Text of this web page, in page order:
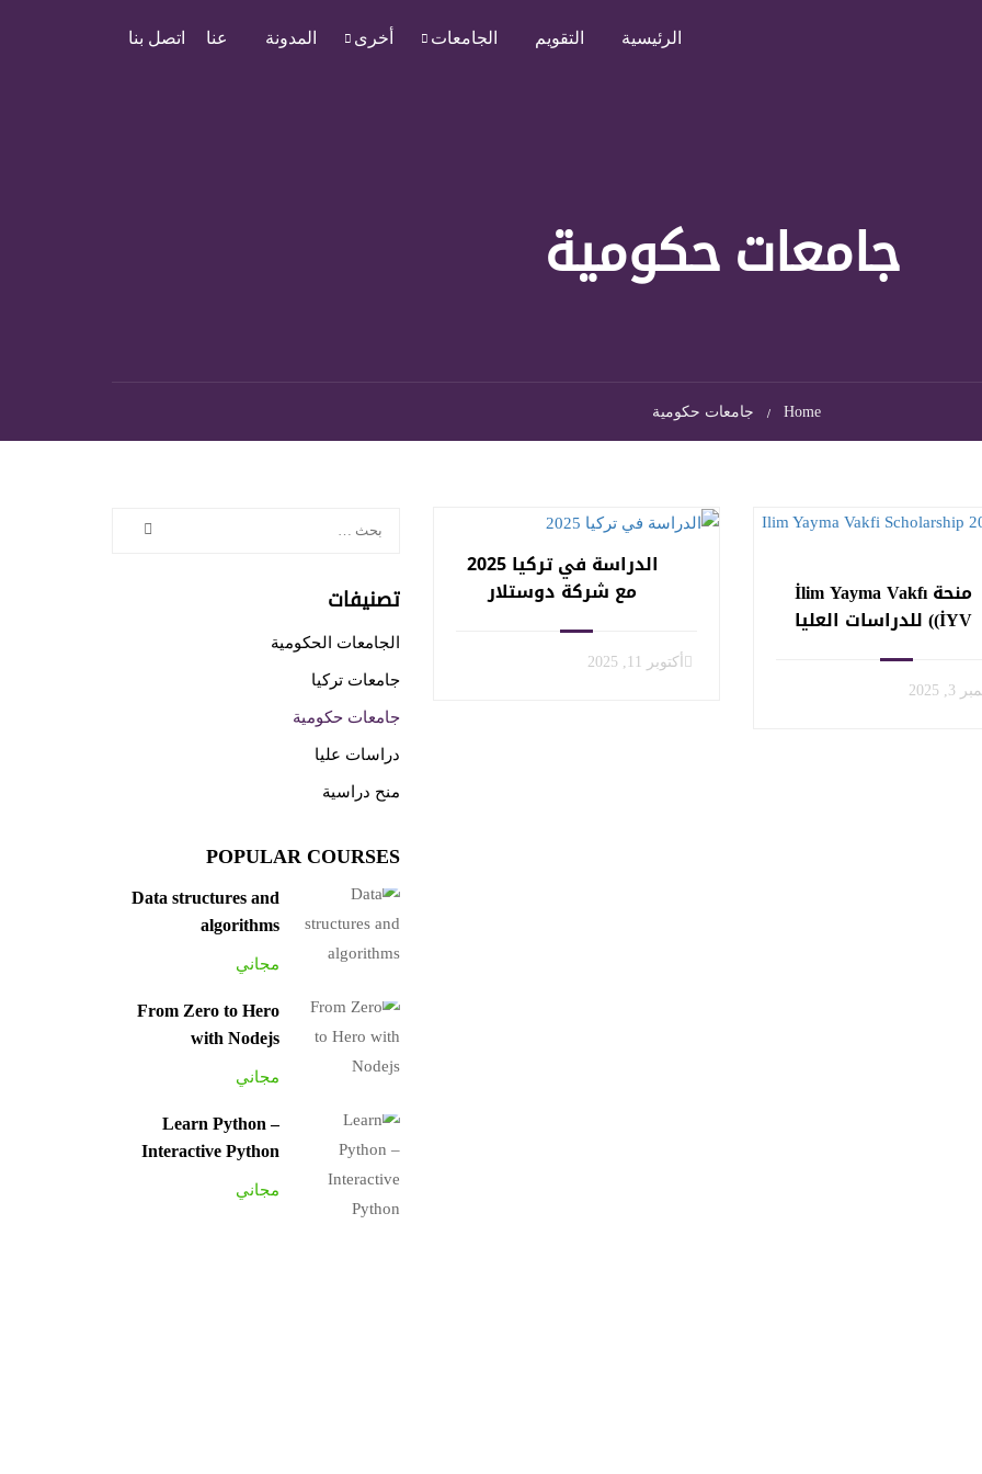
الرئيسية التقويم الجامعات أخرى المدونة عنا اتصل بنا
جامعات حكومية
Home جامعات حكومية
الدراسة في تركيا 2025
مع شركة دوستلار
أكتوبر 11, 2025
منحة İlim Yayma Vakfı
(İYV) للدراسات العليا
2025
تصنيفات
الجامعات الحكومية
جامعات تركيا
جامعات حكومية
دراسات عليا
منح دراسية
POPULAR COURSES
Data structures and
algorithms
مجاني
From Zero to Hero
with Nodejs
مجاني
Learn Python –
Interactive Python
مجاني